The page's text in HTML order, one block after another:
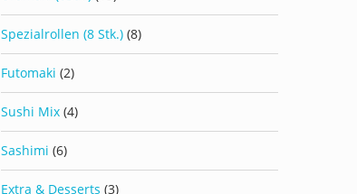
Spezialrollen (8 Stk.) (8)
Futomaki (2)
Sushi Mix (4)
Sashimi (6)
Extra & Desserts (3)